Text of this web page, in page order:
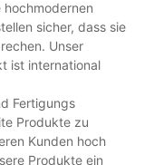
hochmodernen
sicher, dass sie
Unser
ist international
Fertigungs
Produkte zu
Kunden hoch
Produkte ein